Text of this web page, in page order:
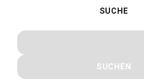
SUCHE